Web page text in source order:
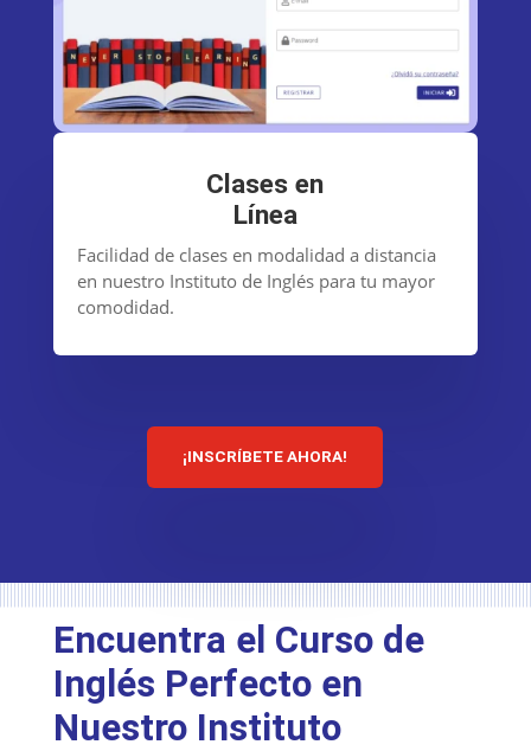
Clases en
Línea
Facilidad de clases en modalidad a distancia
en nuestro Instituto de Inglés para tu mayor
comodidad.
¡INSCRÍBETE AHORA!
Encuentra el Curso de
Inglés Perfecto en
Nuestro Instituto